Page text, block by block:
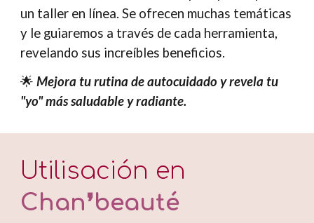
un taller en línea. Se ofrecen muchas temáticas
y le guiaremos a través de cada herramienta,
revelando sus increíbles beneficios.
🌟Mejora tu rutina de autocuidado y revela tu
"yo" más saludable y radiante.
Utilisación en
Chan❜beauté